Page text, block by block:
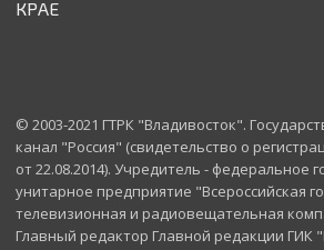
КРАЕ
© 2003-2021 ГТРК "Владивосток".
канал "Россия" (свидетельство о
от 22.08.2014). Учредитель - федеральное
унитарное предприятие "Всероссийская
телевизионная и радиовещательная
Главный редактор Главной редакции ГИК